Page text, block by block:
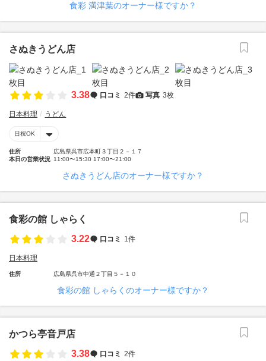
食彩 満津葉のオーナー様ですか？
さぬきうどん店
3.38 口コミ 2件 写真 3枚
日本料理 うどん
日祝OK
住所
広島県呉市広本町３丁目２－１７
本日の営業状況 11:00〜15:30 17:00〜21:00
さぬきうどん店のオーナー様ですか？
食彩の館 しゃらく
3.22
口コミ 1件
日本料理
住所 広島県呉市中通２丁目５－１０
食彩の館 しゃらくのオーナー様ですか？
かつら亭音戸店
3.38
口コミ 2件